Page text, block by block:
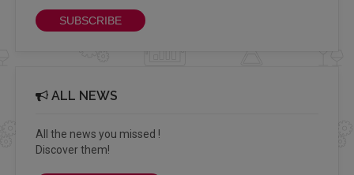
SUBSCRIBE
ALL NEWS
All the news you missed !
Discover them!